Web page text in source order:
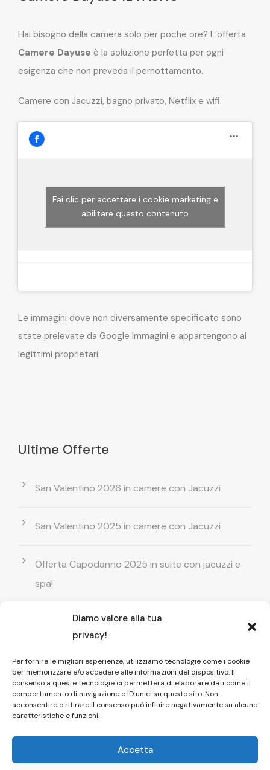
Diamo valore alla tua
privacy!
Per fornire le migliori esperienze, utilizziamo tecnologie come i cookie
per memorizzare e/o accedere alle informazioni del dispositivo. Il
consenso a queste tecnologie ci permetterà di elaborare dati come il
comportamento di navigazione o ID unici su questo sito. Non
acconsentire o ritirare il consenso può influire negativamente su alcune
caratteristiche e funzioni.
Accetta
Hai bisogno della camera solo per poche ore? L’offerta
Camere Dayuse è la soluzione perfetta per ogni
esigenza che non preveda il pernottamento.
Camere con Jacuzzi, bagno privato, Netflix e wifi.
Fai clic per accettare i cookie marketing e
abilitare questo contenuto
Le immagini dove non diversamente specificato sono
state prelevate da Google Immagini e appartengono ai
legittimi proprietari.
Ultime Offerte
San Valentino 2026 in camere con Jacuzzi
San Valentino 2025 in camere con Jacuzzi
Offerta Capodanno 2025 in suite con jacuzzi e
spa!
Offerta Natale in camera con vasca
idromassaggio ! Prenota il tuo relax esclusivo
Entrata GRATUITA in Piscina esterna! Il tuo relax
di coppia